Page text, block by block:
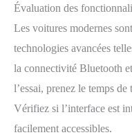
Évaluation des
Les voitures modernes
technologies avancées
la connectivité Bluetooth
l’essai, prenez le temps
Vérifiez si l’interface est
facilement accessibles.